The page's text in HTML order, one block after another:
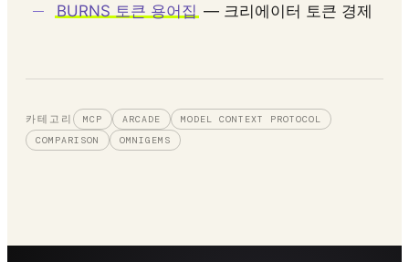
BURNS 토큰 용어집 — 크리에이터 토큰 경제
카테고리 MCP ARCADE
MODEL CONTEXT PROTOCOL
COMPARISON
OMNIGEMS